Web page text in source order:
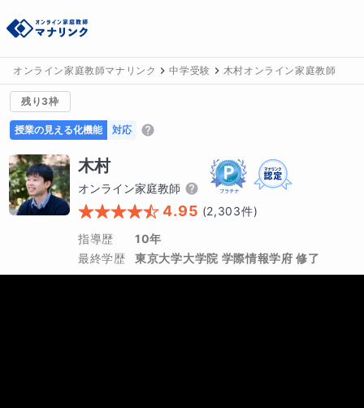
オンライン家庭教師マナリンク 中学受験 木村オンライン家庭教師
残り3枠
授業の見える化機能 対応
木村
オンライン家庭教師
4.95 (2,303件)
指導歴
10年
最終学歴
東京大学大学院 学際情報学府 修了